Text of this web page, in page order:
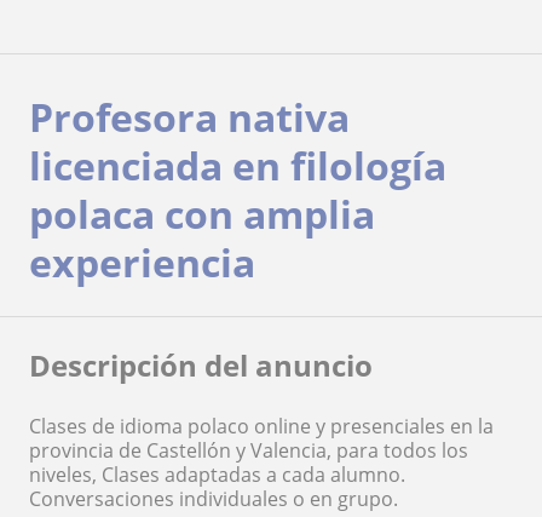
Profesora nativa
licenciada en filología
polaca con amplia
experiencia
Descripción del anuncio
Clases de idioma polaco online y presenciales en la
provincia de Castellón y Valencia, para todos los
niveles, Clases adaptadas a cada alumno.
Conversaciones individuales o en grupo.